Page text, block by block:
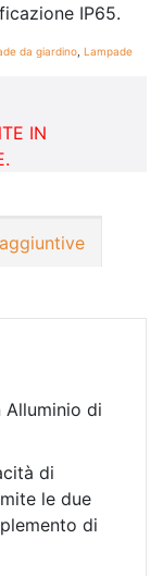
IP65.
da giardino Lampade
IN
Alluminio di
di
le due
di